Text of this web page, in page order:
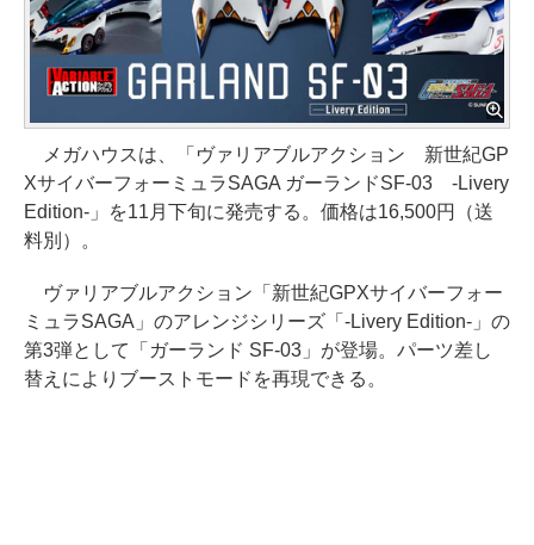
メガハウスは、「ヴァリアブルアクション 新世紀GP
XサイバーフォーミュラSAGA ガーランドSF-03 -Livery
Edition-」を11月下旬に発売する。価格は16,500円（送
料別）。
ヴァリアブルアクション「新世紀GPXサイバーフォー
ミュラSAGA」のアレンジシリーズ「-Livery Edition-」の
第3弾として「ガーランド SF-03」が登場。パーツ差し
替えによりブーストモードを再現できる。